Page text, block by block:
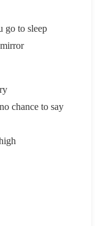
go to sleep
chance to say